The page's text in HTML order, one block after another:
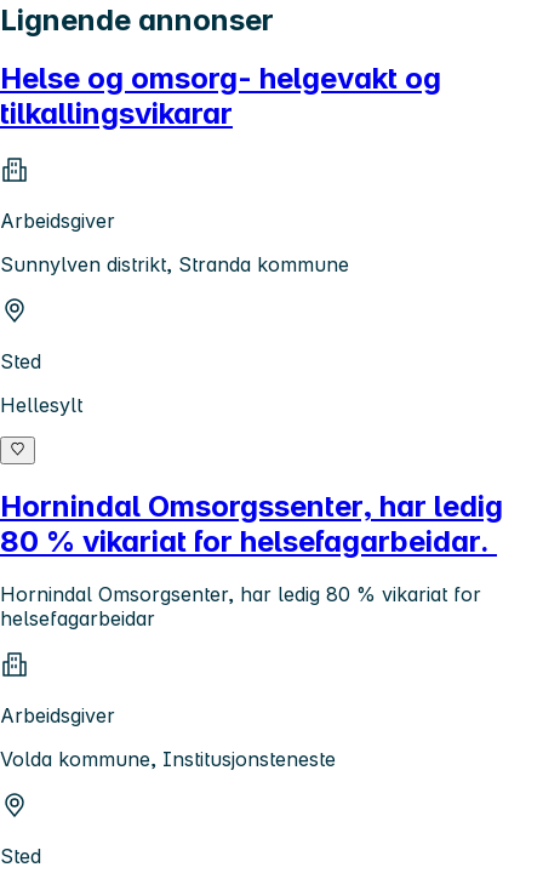
Lignende annonser
Helse og omsorg- helgevakt og
tilkallingsvikarar
Arbeidsgiver
Sunnylven distrikt, Stranda kommune
Sted
Hellesylt
Hornindal Omsorgssenter, har ledig
80 % vikariat for helsefagarbeidar.
Hornindal Omsorgsenter, har ledig 80 % vikariat for
helsefagarbeidar
Arbeidsgiver
Volda kommune, Institusjonsteneste
Sted